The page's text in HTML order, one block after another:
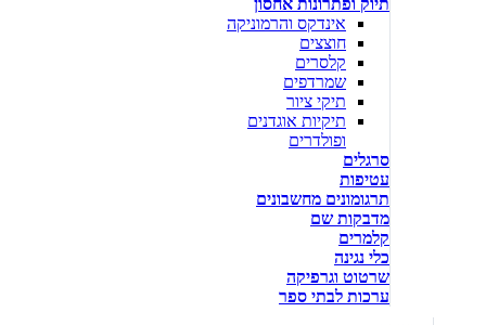
תיוק ופתרונות אחסון
אינדקס והרמוניקה
חוצצים
קלסרים
שמרדפים
תיקי ציור
תיקיות אוגדנים
ופולדרים
סרגלים
עטיפות
תרגומונים מחשבונים
מדבקות שם
קלמרים
כלי נגינה
שרטוט וגרפיקה
ערכות לבתי ספר